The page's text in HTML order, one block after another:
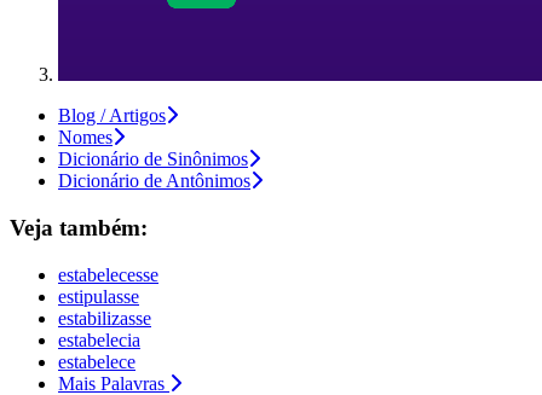
Blog / Artigos
Nomes
Dicionário de Sinônimos
Dicionário de Antônimos
Veja também:
estabelecesse
estipulasse
estabilizasse
estabelecia
estabelece
Mais Palavras